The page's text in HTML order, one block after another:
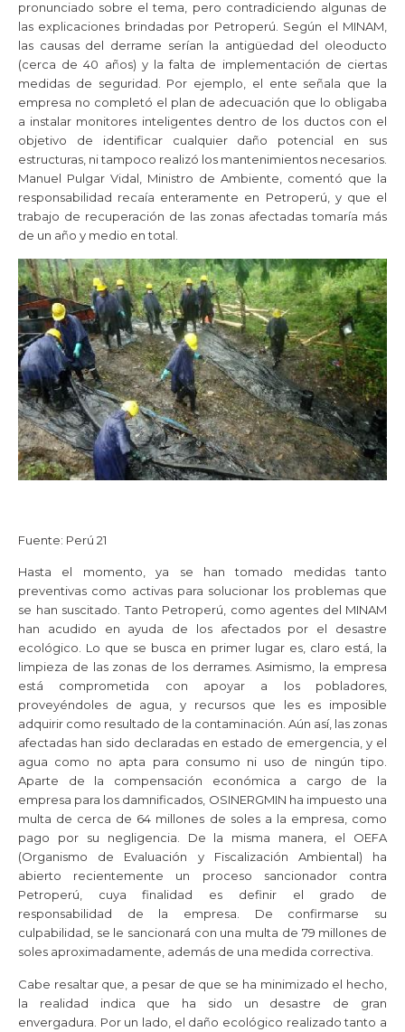
pronunciado sobre el tema, pero contradiciendo algunas de
las explicaciones brindadas por Petroperú. Según el MINAM,
las causas del derrame serían la antigüedad del oleoducto
(cerca de 40 años) y la falta de implementación de ciertas
medidas de seguridad. Por ejemplo, el ente señala que la
empresa no completó el plan de adecuación que lo obligaba
a instalar monitores inteligentes dentro de los ductos con el
objetivo de identificar cualquier daño potencial en sus
estructuras, ni tampoco realizó los mantenimientos necesarios.
Manuel Pulgar Vidal, Ministro de Ambiente, comentó que la
responsabilidad recaía enteramente en Petroperú, y que el
trabajo de recuperación de las zonas afectadas tomaría más
de un año y medio en total.
Fuente: Perú 21
Hasta el momento, ya se han tomado medidas tanto
preventivas como activas para solucionar los problemas que
se han suscitado. Tanto Petroperú, como agentes del MINAM
han acudido en ayuda de los afectados por el desastre
ecológico. Lo que se busca en primer lugar es, claro está, la
limpieza de las zonas de los derrames. Asimismo, la empresa
está comprometida con apoyar a los pobladores,
proveyéndoles de agua, y recursos que les es imposible
adquirir como resultado de la contaminación. Aún así, las zonas
afectadas han sido declaradas en estado de emergencia, y el
agua como no apta para consumo ni uso de ningún tipo.
Aparte de la compensación económica a cargo de la
empresa para los damnificados, OSINERGMIN ha impuesto una
multa de cerca de 64 millones de soles a la empresa, como
pago por su negligencia. De la misma manera, el OEFA
(Organismo de Evaluación y Fiscalización Ambiental) ha
abierto recientemente un proceso sancionador contra
Petroperú, cuya finalidad es definir el grado de
responsabilidad de la empresa. De confirmarse su
culpabilidad, se le sancionará con una multa de 79 millones de
soles aproximadamente, además de una medida correctiva.
Cabe resaltar que, a pesar de que se ha minimizado el hecho,
la realidad indica que ha sido un desastre de gran
envergadura. Por un lado, el daño ecológico realizado tanto a